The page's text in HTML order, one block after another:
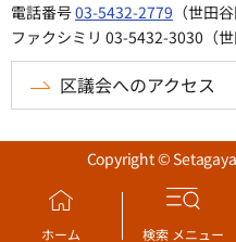
ホーム 検索メニュー
電話番号03-5432-2779 （世田
ファクシミリ 03-5432-3030（世
区議会へのアクセス
Copyright ©